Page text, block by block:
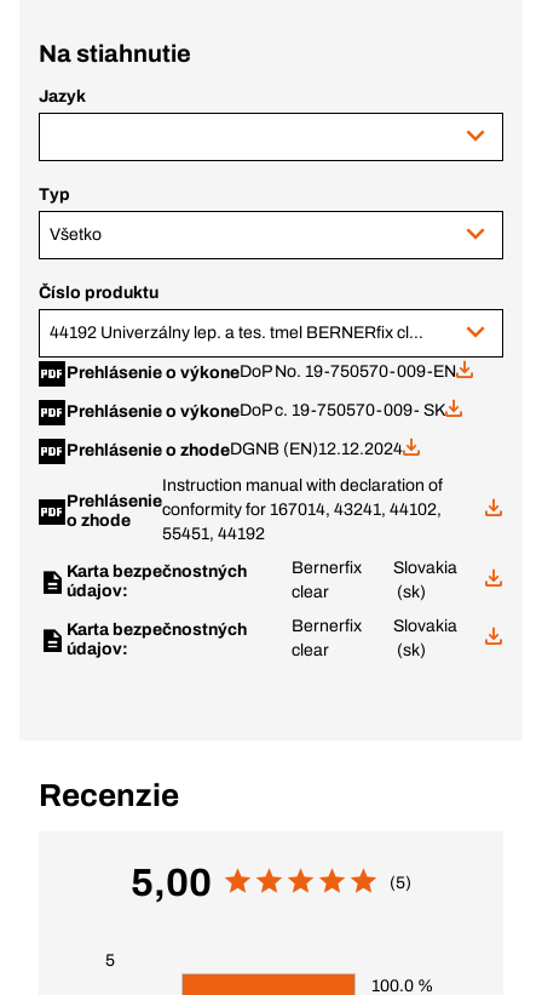
Na stiahnutie
Jazyk
Typ
Všetko
Číslo produktu
44192 Univerzálny lep. a tes. tmel BERNERfix clear, priehľadný, 290 ml kartuša
Prehlásenie o výkoneDoP No. 19-750570-009-EN
Prehlásenie o výkoneDoP c. 19-750570-009- SK
Prehlásenie o zhodeDGNB (EN)12.12.2024
Prehlásenie
o zhode
Instruction manual with declaration of
conformity for 167014, 43241, 44102,
55451, 44192
Karta bezpečnostných
údajov:
Bernerfix
clear
Slovakia
(sk)
Karta bezpečnostných
údajov:
Bernerfix
clear
Slovakia
(sk)
Recenzie
5,00 (5)
5
100.0 %